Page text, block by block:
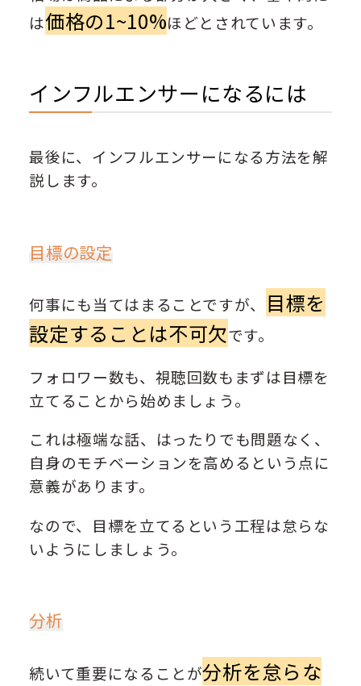
は価格の1~10%ほどとされています。
インフルエンサーになるには
最後に、インフルエンサーになる方法を解
説します。
目標の設定
何事にも当てはまることですが、
目標を
設定することは不可欠です。
フォロワー数も、視聴回数もまずは目標を
立てることから始めましょう。
これは極端な話、はったりでも問題なく、
自身のモチベーションを高めるという点に
意義があります。
なので、目標を立てるという工程は怠らな
いようにしましょう。
分析
続いて重要になることが分析を怠らな